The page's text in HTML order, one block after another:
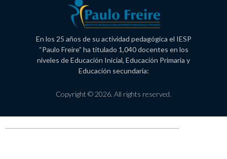
En los 25 años de su actividad pedagógica el IESP
“Paulo Freire” ha titulado 1,040 docentes en los
niveles de Educación Inicial, Educación Primaria y
Educación secundaria:
Copyright © 2026. All rights reserved.